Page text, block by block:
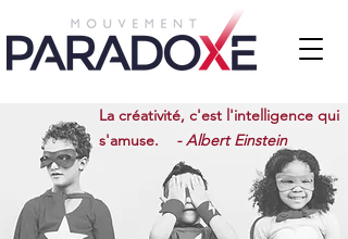
La créativité, c'est l'intelligence qui
s'amuse. - Albert Einstein